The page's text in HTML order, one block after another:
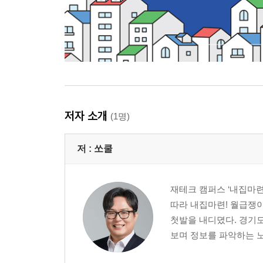
저자 소개 (1명)
저 : 쏘쿨
재테크 캠퍼스 ‘내집마
따라 내집마련! 월급쟁
첫발을 내디뎠다. 경기
보며 정보를 파악하는